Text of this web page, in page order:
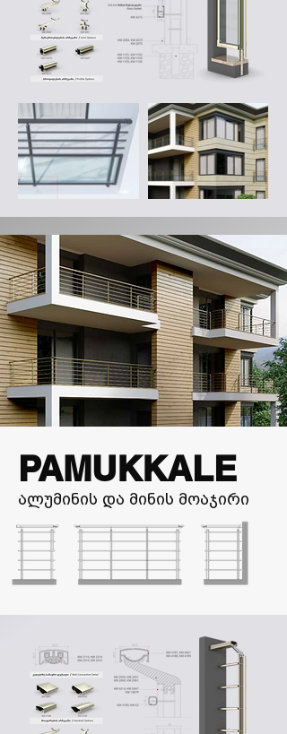
PAMUKKALE
ალუმინის და მინის მოაჯირი